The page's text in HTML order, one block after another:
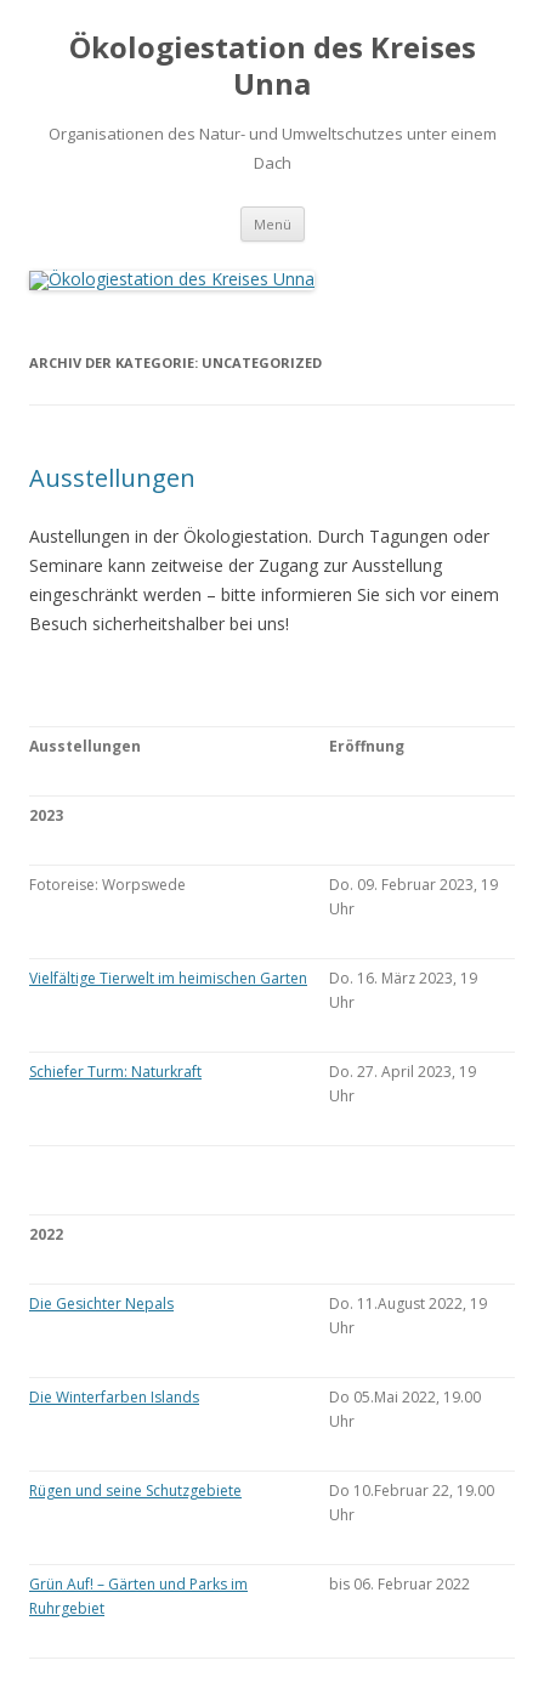
Ökologiestation des Kreises
Unna
Organisationen des Natur- und Umweltschutzes unter einem
Dach
Menü Zum
springen
ARCHIV DER KATEGORIE: UNCATEGORIZED
Ausstellungen
Austellungen in der Ökologiestation. Durch Tagungen oder
Seminare kann zeitweise der Zugang zur Ausstellung
eingeschränkt werden – bitte informieren Sie sich vor einem
Besuch sicherheitshalber bei uns!
Ausstellungen Eröffnung
2023
Fotoreise: Worpswede
Do. 09. Februar 2023, 19
Uhr
Vielfältige Tierwelt im heimischen Garten
Do. 16. März 2023, 19
Uhr
Schiefer Turm: Naturkraft
Do. 27. April 2023, 19
Uhr
2022
Die Gesichter Nepals
Do. 11.August 2022, 19
Uhr
Die Winterfarben Islands
Do 05.Mai 2022, 19.00
Uhr
Rügen und seine Schutzgebiete
Do 10.Februar 22, 19.00
Uhr
Grün Auf! – Gärten und Parks im
Ruhrgebiet
bis 06. Februar 2022